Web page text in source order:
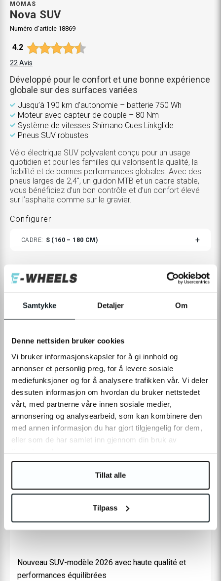
Samtykke Detaljer Om
Denne nettsiden bruker cookies
Vi bruker informasjonskapsler for å gi innhold og
annonser et personlig preg, for å levere sosiale
mediefunksjoner og for å analysere trafikken vår. Vi deler
dessuten informasjon om hvordan du bruker nettstedet
vårt, med partnerne våre innen sosiale medier,
annonsering og analysearbeid, som kan kombinere den
med annen informasjon du har gjort tilgjengelig for dem,
eller som de har samlet inn gjennom din bruk av
Tillat alle
Tilpass
MOMAS
Nova SUV
Numéro d'article 18869
Note moyenne:
4.2
22 Avis
Développé pour le confort et une bonne expérience
globale sur des surfaces variées
Jusqu’à 190 km d’autonomie – batterie 750 Wh
Moteur avec capteur de couple – 80 Nm
Système de vitesses Shimano Cues Linkglide
Pneus SUV robustes
Vélo électrique SUV polyvalent conçu pour un usage
quotidien et pour les familles qui valorisent la qualité, la
fiabilité et de bonnes performances globales. Avec des
pneus larges de 2,4", un guidon MTB et un cadre stable,
vous bénéficiez d’un bon contrôle et d’un confort élevé
sur l’asphalte comme sur le gravier.
Configurer
CADRE S (160 – 180 CM)TOGGLE
VARIANTS
CUSTOMIZATION
2 290 €
AJOUTER AU PANIER
Livraison: 1-4 jours| Livraison gratuite à partir de 69€
INFORMATION SUR LE PRODUIT
Nouveau SUV-modèle 2026 avec haute qualité et
performances équilibrées